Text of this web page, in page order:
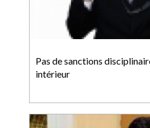
Pas de sanctions
intérieur